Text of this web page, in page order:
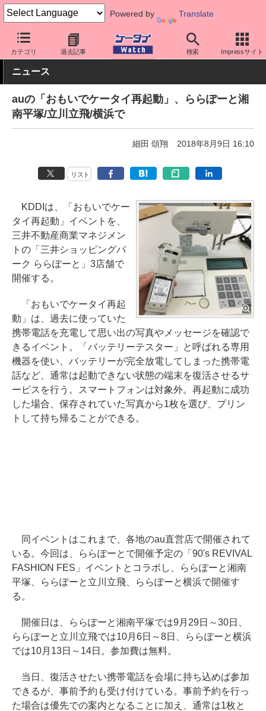
Powered by Translate
カテゴリ 過去記事 検索 Impressサイト
ケータイ Watch キャリア au その他
ニュース
auの「おもいでケータイ再起動」、ららぽーと湘
南平塚/立川立飛/横浜で
細田 頌翔 2018年8月9日 16:10
リスト
KDDIは、「おもいでケー
タイ再起動」イベントを、
三井不動産商業マネジメン
トの「三井ショッピングパ
ーク ららぽーと」3店舗で
開催する。
「おもいでケータイ再起
動」は、過去に使っていた
携帯電話を充電して思い出の写真やメッセージを確認で
きるイベント。「バッテリーテスター」と呼ばれる専用
機器を使い、バッテリーが完全放電してしまった携帯電
話など、通常は起動できない状態の端末を復活させるサ
ービスを行う。スマートフォンは対象外。再起動に成功
した場合、保存されていた写真から1枚を選び、プリン
トして持ち帰ることができる。
同イベントはこれまで、各地のau直営店で開催されて
いる。今回は、ららぽーとで開催予定の「90's REVIVAL
FASHION FES」イベントとコラボし、ららぽーと湘南
平塚、ららぽーと立川立飛、ららぽーと横浜で開催す
る。
開催日は、ららぽーと湘南平塚では9月29日～30日、
ららぽーと立川立飛では10月6日～8日、ららぽーと横浜
では10月13日～14日。参加費は無料。
当日、復活させたい携帯電話を会場に持ち込めば参加
できるが、事前予約も受け付けている。事前予約を行っ
た場合は優先での案内となることに加え、通常は1枚と